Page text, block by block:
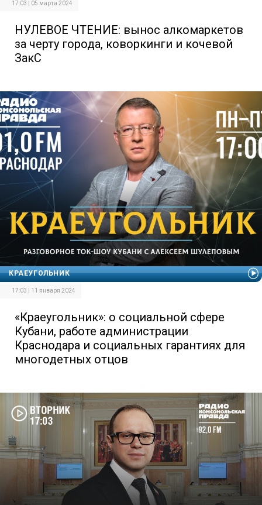
17:03 | 05 марта 2024
НУЛЕВОЕ ЧТЕНИЕ: вынос алкомаркетов
за черту города, коворкинги и кочевой
ЗакС
КРАЕУГОЛЬНИК
17:03 | 11 января 2024
«Краеугольник»: о социальной сфере
Кубани, работе администрации
Краснодара и социальных гарантиях для
многодетных отцов